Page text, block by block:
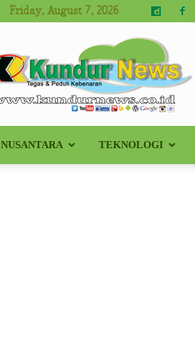
Friday, August 7, 2026
Kundur
NUSANTARA TEKNOLOGI